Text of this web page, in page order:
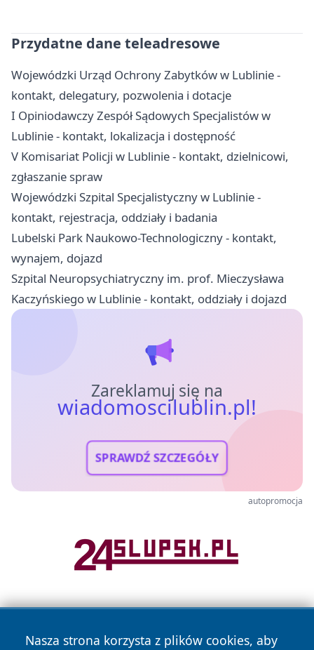
Przydatne dane teleadresowe
Wojewódzki Urząd Ochrony Zabytków w Lublinie -
kontakt, delegatury, pozwolenia i dotacje
I Opiniodawczy Zespół Sądowych Specjalistów w
Lublinie - kontakt, lokalizacja i dostępność
V Komisariat Policji w Lublinie - kontakt, dzielnicowi,
zgłaszanie spraw
Wojewódzki Szpital Specjalistyczny w Lublinie -
kontakt, rejestracja, oddziały i badania
Lubelski Park Naukowo-Technologiczny - kontakt,
wynajem, dojazd
Szpital Neuropsychiatryczny im. prof. Mieczysława
Kaczyńskiego w Lublinie - kontakt, oddziały i dojazd
Zareklamuj się na
wiadomoscilublin.pl!
SPRAWDŹ SZCZEGÓŁY
autopromocja
Nasza strona korzysta z plików cookies, aby